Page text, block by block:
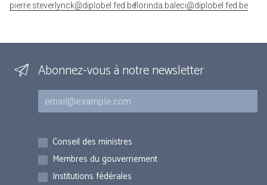
pierre.steverlynck@diplobel.fed.beflorinda.baleci@diplobel.fed.be
Abonnez-vous à notre newsletter
Courriel
Inscriptions
Conseil des ministres
Membres du gouvernement
Institutions fédérales